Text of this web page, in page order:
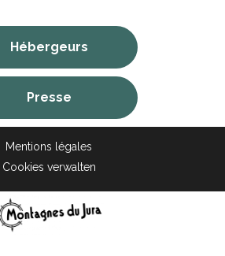
Hébergeurs
Presse
Mentions légales
Cookies verwalten